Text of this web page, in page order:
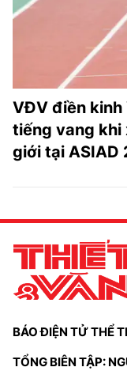
VĐV điền kinh
tiếng vang khi
giới tại ASIAD
BÁO ĐIỆN TỬ THỂ
TỔNG BIÊN TẬP: